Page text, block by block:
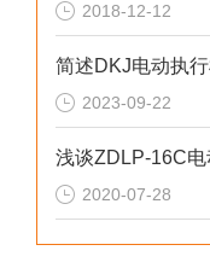
2018-12-12
2023-09-22
2020-07-28